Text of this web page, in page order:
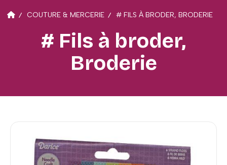
COUTURE & MERCERIE # FILS À BRODER, BRODERIE
# Fils à broder,
Broderie